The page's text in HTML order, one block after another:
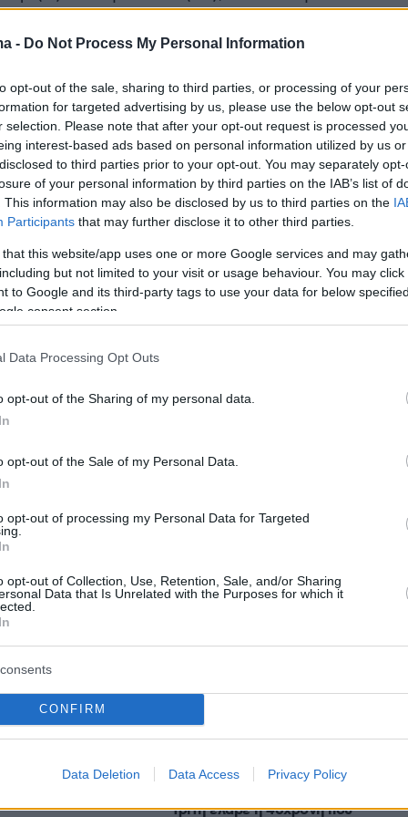
- Do Not Process My Personal Information
opt-out of the sale, sharing to third parties, or processing of your
for targeted advertising by us, please use the below opt-out
selection. Please note that after your opt-out request is processed
interest-based ads based on personal information utilized by us
to third parties prior to your opt-out. You may separately
of your personal information by third parties on the IAB’s list of
This information may also be disclosed by us to third parties on the
Participants that may further disclose it to other third parties.
that this website/app uses one or more Google services and may
but not limited to your visit or usage behaviour. You may
to Google and its third-party tags to use your data for below
consent section.
Data Processing Opt Outs
opt-out of the Sharing of my personal data.
opt-out of the Sale of my Personal Data.
opt-out of processing my Personal Data for Targeted
opt-out of Collection, Use, Retention, Sale, and/or Sharing
Data that Is Unrelated with the Purposes for which it
CONFIRM
Data Deletion Data Access Privacy Policy
για τους Ούγγρους. Ο Σεμέδο βέβαια ήρθε
νίκη.
2025: Βγήκαν τα αποτελέσματα - Τέλος η
υποψήφιους
«εισέβαλε» σε σούπερ μάρκετ στην Πέτρου
ανάμεσά τους 2 παιδιά
οι δύο συλληφθέντες για τη φωτιά
protothema.gr στο Google News
και μάθετε πρώτοι
Ειδήσεις
από την Ελλάδα και τον Κόσμο, τη
στο Protothema.gr
προφυλακίστηκαν οι τρεις
Τρίτη έλαβε η 46χρονη που
πριν 14 λεπτά